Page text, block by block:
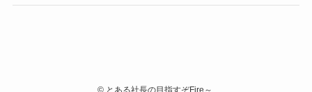
© とある社長の目指すぞFire～.